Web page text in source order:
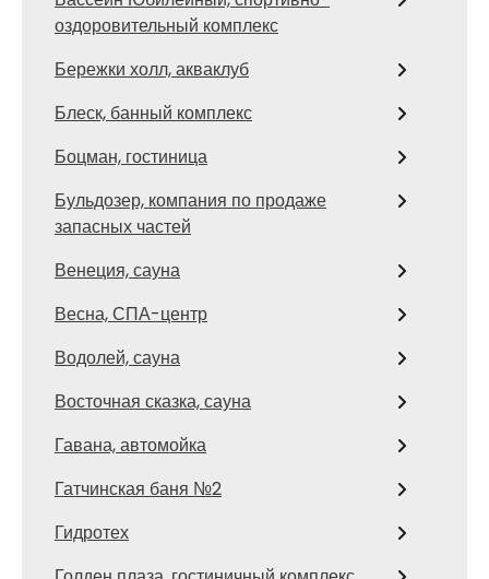
оздоровительный комплекс
Бережки холл, акваклуб
Блеск, банный комплекс
Боцман, гостиница
Бульдозер, компания по продаже
запасных частей
Венеция, сауна
Весна, СПА-центр
Водолей, сауна
Восточная сказка, сауна
Гавана, автомойка
Гатчинская баня №2
Гидротех